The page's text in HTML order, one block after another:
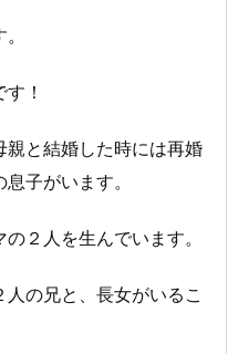
！
親と結婚した時には再婚
子がいます。
２人を生んでいます。
の兄と、長女がいるこ